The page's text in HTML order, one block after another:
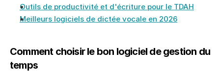
Outils de productivité et d'écriture pour le TDAH
Meilleurs logiciels de dictée vocale en 2026
Comment choisir le bon logiciel de gestion du
temps